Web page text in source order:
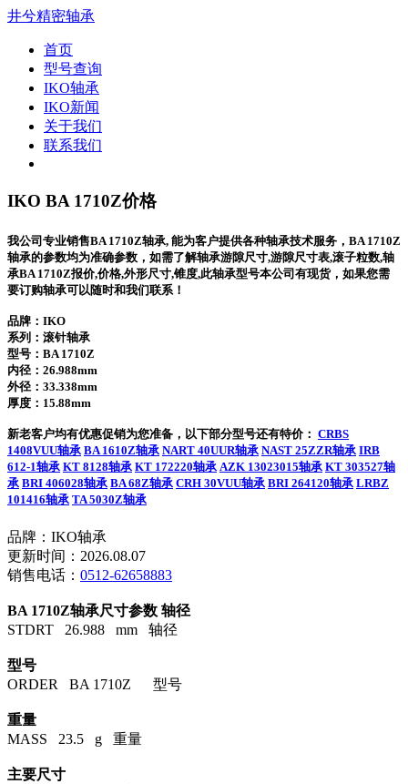
井兮精密轴承
首页
型号查询
IKO轴承
IKO新闻
关于我们
联系我们
IKO BA 1710Z价格
我公司专业销售BA 1710Z轴承, 能为客户提供各种轴承技术服务，BA 1710Z
轴承的参数均为准确参数，如需了解轴承游隙尺寸,游隙尺寸表,滚子粒数,轴
承BA 1710Z报价,价格,外形尺寸,锥度,此轴承型号本公司有现货，如果您需
要订购轴承可以随时和我们联系！
品牌：IKO
系列：滚针轴承
型号： BA 1710Z
内径：26.988mm
外径：33.338mm
厚度：15.88mm
新老客户均有优惠促销为您准备，以下部分型号还有特价： CRBS
1408VUU轴承 BA 1610Z轴承 NART 40UUR轴承 NAST 25ZZR轴承 IRB
612-1轴承 KT 8128轴承 KT 172220轴承 AZK 13023015轴承 KT 303527轴
承 BRI 406028轴承 BA 68Z轴承 CRH 30VUU轴承 BRI 264120轴承 LRBZ
101416轴承 TA 5030Z轴承
品牌：IKO轴承
更新时间：2026.08.07
销售电话： 0512-62658883
BA 1710Z轴承尺寸参数 轴径
STDRT 26.988 mm 轴径
型号
ORDER BA 1710Z 型号
重量
MASS 23.5 g 重量
主要尺寸